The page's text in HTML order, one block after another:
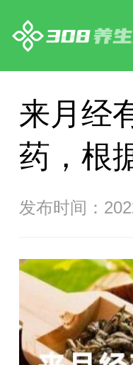
来月经
药，根
发布时间：